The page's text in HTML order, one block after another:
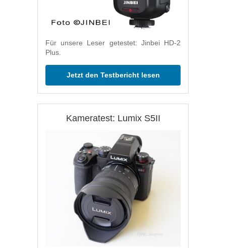
Für unsere Leser getestet: Jinbei HD-2
Plus.
Jetzt den Testbericht lesen
Kameratest: Lumix S5II